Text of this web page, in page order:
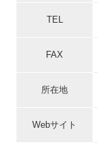
TEL
FAX
所在地
Webサイト